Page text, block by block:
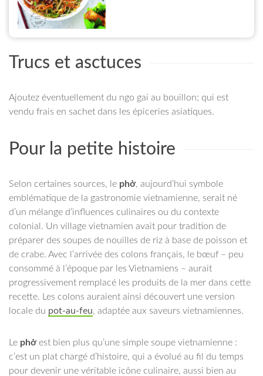
Trucs et asctuces
Ajoutez éventuellement du ngo gai au bouillon; qui est
vendu frais en sachet dans les épiceries asiatiques.
Pour la petite histoire
Selon certaines sources, le phở, aujourd’hui symbole
emblématique de la gastronomie vietnamienne, serait né
d’un mélange d’influences culinaires ou du contexte
colonial. Un village vietnamien avait pour tradition de
préparer des soupes de nouilles de riz à base de poisson et
de crabe. Avec l’arrivée des colons français, le bœuf – peu
consommé à l’époque par les Vietnamiens – aurait
progressivement remplacé les produits de la mer dans cette
recette. Les colons auraient ainsi découvert une version
locale du pot-au-feu, adaptée aux saveurs vietnamiennes.
Le phởest bien plus qu’une simple soupe vietnamienne :
c’est un plat chargé d’histoire, qui a évolué au fil du temps
pour devenir une véritable icône culinaire, aussi bien au